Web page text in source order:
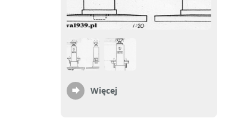
Więcej